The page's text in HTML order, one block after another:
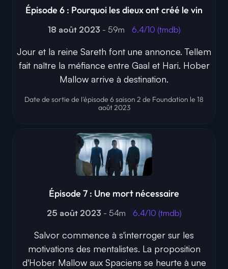
Épisode 6 : Pourquoi les dieux ont créé le vin
18 août 2023 - 59m 6.4/10 (tmdb)
Jour et la reine Sareth font une annonce. Tellem
fait naître la méfiance entre Gaal et Hari. Hober
Mallow arrive à destination.
Date de sortie de l'épisode 6 saison 2 de Foundation le 18
août 2023
Épisode 7 : Une mort nécessaire
25 août 2023 - 54m 6.4/10 (tmdb)
Salvor commence à s'interroger sur les
motivations des mentalistes. La proposition
d'Hober Mallow aux Spaciens se heurte à une